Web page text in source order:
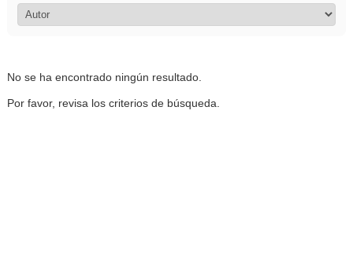
No se ha encontrado ningún resultado.
Por favor, revisa los criterios de búsqueda.